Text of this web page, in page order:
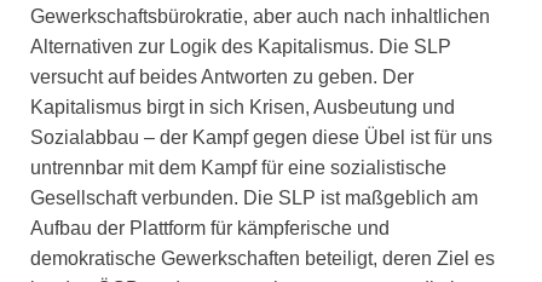
Gewerkschaftsbürokratie, aber auch nach inhaltlichen
Alternativen zur Logik des Kapitalismus. Die SLP
versucht auf beides Antworten zu geben. Der
Kapitalismus birgt in sich Krisen, Ausbeutung und
Sozialabbau – der Kampf gegen diese Übel ist für uns
untrennbar mit dem Kampf für eine sozialistische
Gesellschaft verbunden. Die SLP ist maßgeblich am
Aufbau der Plattform für kämpferische und
demokratische Gewerkschaften beteiligt, deren Ziel es